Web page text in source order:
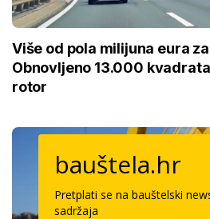
Više od pola milijuna eura
Obnovljeno 13.000
rotor
bauštela.hr
Pretplati se na bauštelski
sadržaja